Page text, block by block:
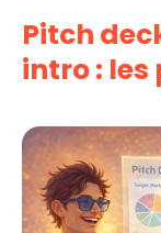
Pitch
intro :